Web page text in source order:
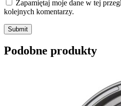
Zapamiętaj moje dane w tej
kolejnych komentarzy.
Submit
Podobne produkty